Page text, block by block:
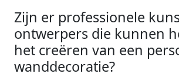
Zijn er professionele
ontwerpers die kunnen
het creëren van een
wanddecoratie?